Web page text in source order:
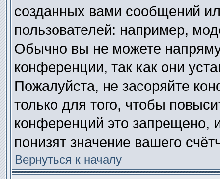
созданных вами сообщений
пользователей: например,
Обычно вы не можете
конференции, так как они
Пожалуйста, не засоряйте
только для того, чтобы
конференций это запрещено,
понизят значение вашего
Вернуться к началу